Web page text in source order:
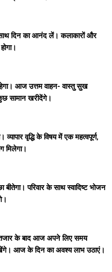
दिन का आनंद लें। कलाकारों और
आज उत्तम वाहन- वास्तु सुख
सामान खरीदेंगे।
वृद्धि के विषय में एक महत्वपूर्ण,
मिलेगा।
परिवार के साथ स्वादिष्ट भोजन
के बाद आज अपने लिए समय
आज के दिन का अवश्य लाभ उठाएं।